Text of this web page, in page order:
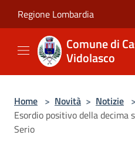
Regione Lombardia
Comune di
Vidolasco
Home > Novità > Notizie >
Esordio positivo della decima
Serio